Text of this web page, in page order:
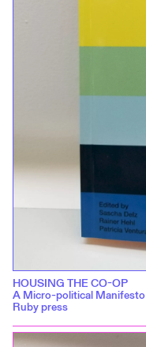
HOUSING THE CO-OP
A Micro-political Manifesto
Ruby press